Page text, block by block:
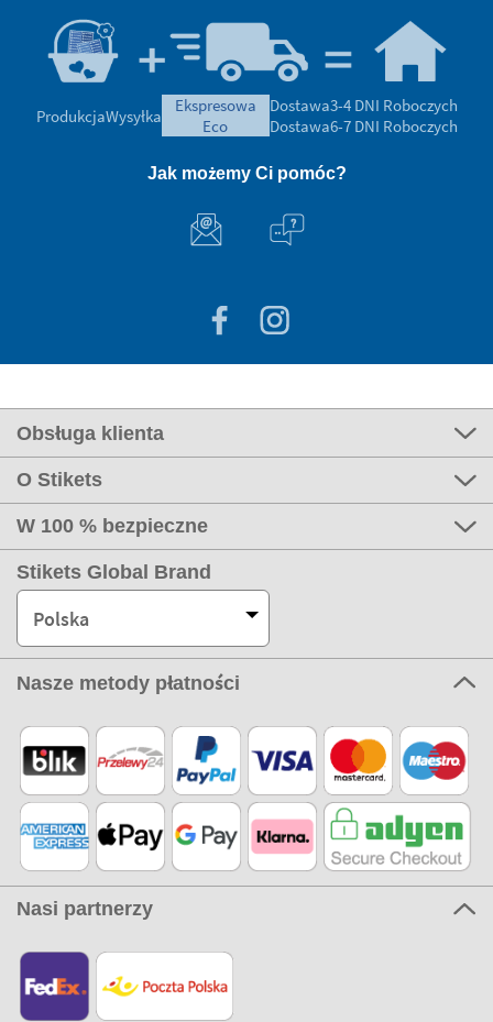
ProdukcjaWysyłka
ekspresowa
eco
Dostawa3-4 DNI Roboczych
Dostawa6-7 DNI Roboczych
Jak możemy Ci pomóc?
Obsługa klienta
O Stikets
W 100 % bezpieczne
Stikets Global Brand
Polska
Nasze metody płatności
Nasi partnerzy